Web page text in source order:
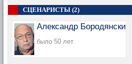
СЦЕНАРИСТЫ (2)
Александр Бородянский
было 50 лет